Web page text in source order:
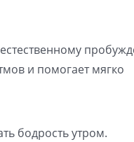
и помогает мягко
бодрость утром.